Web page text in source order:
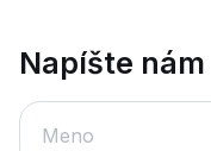
Napíšte nám